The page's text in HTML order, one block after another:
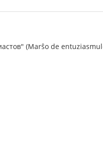
(Marŝo de